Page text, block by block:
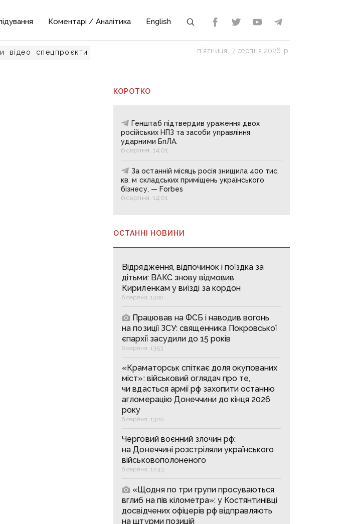
Коментарі / Аналітика English
відео спецпроєкти пʼятниця, 7 серпня 2026 р.
КОРОТКО
Генштаб підтвердив ураження двох
російських НПЗ та засоби управління
ударними БпЛА.
6 серпня, 14:01
За останній місяць росія знищила 400 тис.
кв. м складських приміщень українського
бізнесу, — Forbes
6 серпня, 14:01
ОСТАННІ НОВИНИ
Відрядження, відпочинок і поїздка за
дітьми: ВАКС знову відмовив
Кириленкам у виїзді за кордон
6 серпня, 14:00
Працював на ФСБ і наводив вогонь
на позиції ЗСУ: священника Покровської
єпархії засудили до 15 років
6 серпня, 13:53
«Краматорськ спіткає доля окупованих
міст»: військовий оглядач про те,
чи вдасться армії рф захопити останню
агломерацію Донеччини до кінця 2026
року
6 серпня, 13:20
Черговий воєнний злочин рф:
на Донеччині розстріляли українського
військовополоненого
6 серпня, 12:43
«Щодня по три групи просуваються
вглиб на пів кілометра»: у Костянтинівці
досвідчених офіцерів рф відправляють
на штурми позицій